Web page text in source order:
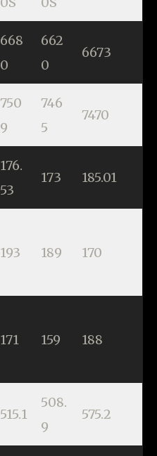
668
0
662
0
6673
750
9
746
5
7470
176.
53
173 185.01
193 189 170
171 159 188
515.1
508.
9
575.2